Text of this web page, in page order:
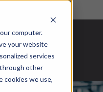
computer.
your website
services
other
cookies we use,